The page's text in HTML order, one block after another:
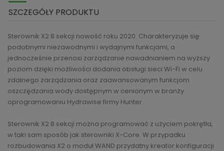
SZCZEGÓŁY PRODUKTU
Sterownik X2 8 sekcji nowość roku 2020. Charakteryzuje się
podobnymi niezawodnymi i wydajnymi funkcjami, a
jednocześnie przenosi zarządzanie nawadnianiem na wyższy
poziom dzięki możliwości dodania obsługi sieci Wi-Fi w celu
zdalnego zarządzania oraz zaawansowanym funkcjom
oszczędzania wody dostępnym w cenionym w branży
oprogramowaniu Hydrawise firmy Hunter.
Sterownik X2 8 sekcji można programować z użyciem pokrętła,
w taki sam sposób jak sterowniki X-Core. W przypadku
rozbudowania X2 o moduł WAND przydatny kreator konfiguracji